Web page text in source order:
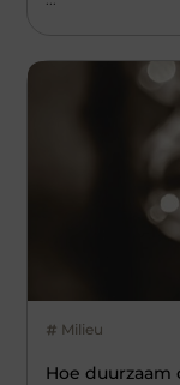
Milieu
Hoe